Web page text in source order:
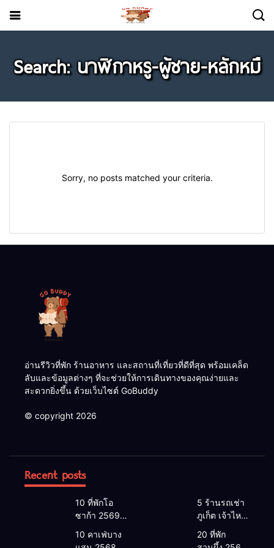
Search: นาฬิกาหรู-ผู้ชาย-หลักหมื
Sorry, no posts matched your criteria.
อ่านรีวิวที่พัก ร้านอาหาร และสถานที่เที่ยวที่ดีที่สุด พร้อมเคล็ด
ลับและข้อมูลต่างๆ ที่จะช่วยให้การเดินทางของคุณง่ายและ
สะดวกยิ่งขึ้น ด้วยเว็บไซต์ GoBuddy
© copyright 2026
Recent posts
10 ที่พักโอ
ซาก้า 2569 |
ที่ไหนดี 2026
5 ร้านรถเช่า
ภูเก็ต เจ้าไหน
ดี 2026 |
แนะนำ เช่า
10 คาเฟ่บาง
20 ที่พัก